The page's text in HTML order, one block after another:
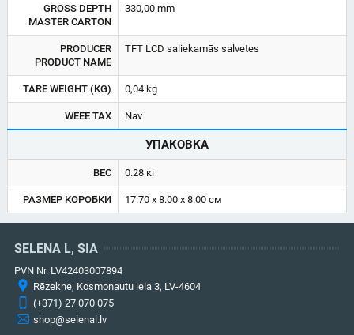
GROSS DEPTH
MASTER CARTON
330,00 mm
PRODUCER
PRODUCT NAME
TFT LCD saliekamās salvetes
TARE WEIGHT (KG) 0,04 kg
WEEE TAX Nav
УПАКОВКА
ВЕС 0.28 кг
РАЗМЕР КОРОБКИ 17.70 x 8.00 x 8.00 см
SELENA L, SIA
PVN Nr. LV42403007894
Rēzekne, Kosmonautu iela 3, LV-4604
(+371) 27 070 075
shop@selenal.lv